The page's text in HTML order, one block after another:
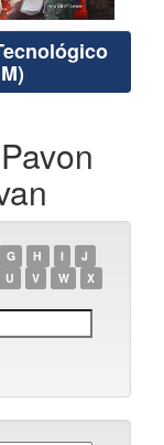
G H I
J
U V W
X